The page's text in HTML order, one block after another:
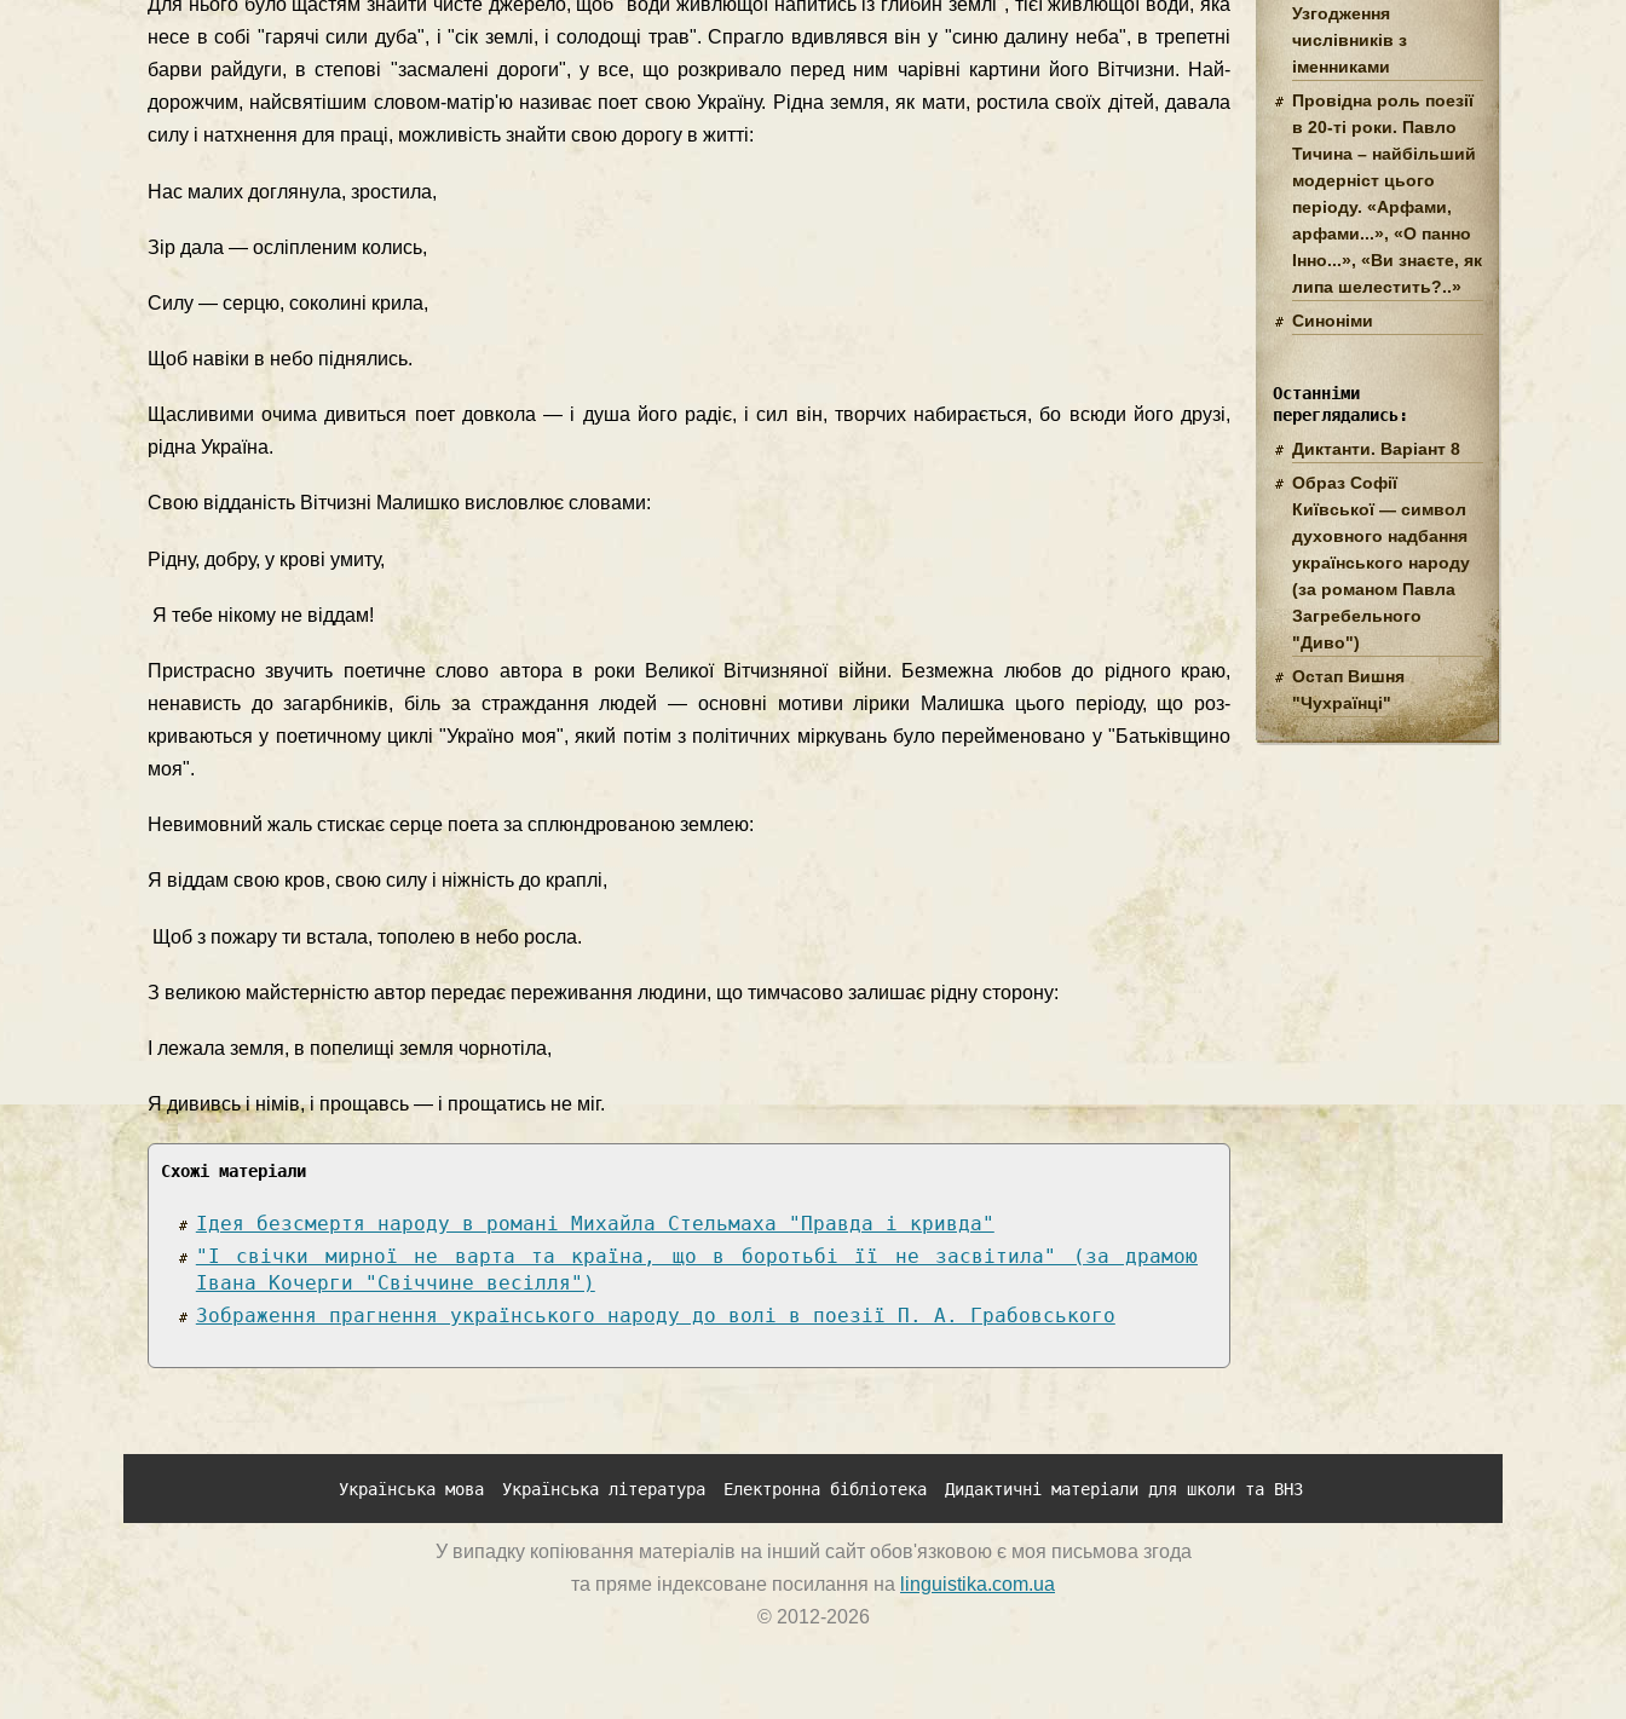
Для нього було щастям знайти чисте джерело, щоб "води живлющої напитись із глибин землі", тієї живлющої води, яка
несе в собі "гарячі сили дуба", і "сік землі, і солодощі трав". Спрагло вдив­лявся він у "синю далину неба", в трепетні
барви райдуги, в степові "засмалені дороги", у все, що розкривало перед ним чарівні картини його Вітчизни. Най­
дорожчим, найсвятішим словом-матір'ю називає поет свою Україну. Рідна зем­ля, як мати, ростила своїх дітей, давала
силу і натхнення для праці, можливість знайти свою дорогу в житті:
Нас малих доглянула, зростила,
Зір дала — осліпленим колись,
Силу — серцю, соколині крила,
Щоб навіки в небо піднялись.
Щасливими очима дивиться поет довкола — і душа його радіє, і сил він, творчих набирається, бо всюди його друзі,
рідна Україна.
Свою відданість Вітчизні Малишко висловлює словами:
Рідну, добру, у крові умиту,
Я тебе нікому не віддам!
Пристрасно звучить поетичне слово автора в роки Великої Вітчизняної війни. Безмежна любов до рідного краю,
ненависть до загарбників, біль за страждання людей — основні мотиви лірики Малишка цього періоду, що роз­
криваються у поетичному циклі "Україно моя", який потім з політичних міркувань було перейменовано у "Батьківщино
моя".
Невимовний жаль стискає серце поета за сплюндрованою землею:
Я віддам свою кров, свою силу і ніжність до краплі,
Щоб з пожару ти встала, тополею в небо росла.
З великою майстерністю автор передає переживання людини, що тим­часово залишає рідну сторону:
І лежала земля, в попелищі земля чорнотіла,
Я дививсь і німів, і прощавсь — і прощатись не міг.
Схожі матеріали
Ідея безсмертя народу в романі Михайла Стельмаха "Правда і кривда"
"І свічки мирної не варта та країна, що в боротьбі її не засвітила" (за драмою
Івана Кочерги "Свіччине весілля")
Зображення прагнення українського народу до волі в поезії П. А. Грабовського
Узгодження
числівників з
іменниками
Провідна роль поезії
в 20-ті роки. Павло
Тичина – найбільший
модерніст цього
періоду. «Арфами,
арфами...», «О панно
Інно...», «Ви знаєте, як
липа шелестить?..»
Синоніми
Останніми
переглядались:
Диктанти. Варіант 8
Образ Софії
Київської — символ
духовного надбання
українського народу
(за романом Павла
Загребельного
"Диво")
Остап Вишня
"Чухраїнці"
Українська мова Українська література Електронна бібліотека Дидактичні матеріали для школи та ВНЗ
У випадку копіювання матеріалів на інший сайт обов'язковою є моя письмова згода
та пряме індексоване посилання на linguistika.com.ua
© 2012-2026